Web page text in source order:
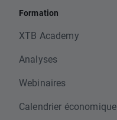
Formation
XTB Academy
Analyses
Webinaires
Calendrier économique